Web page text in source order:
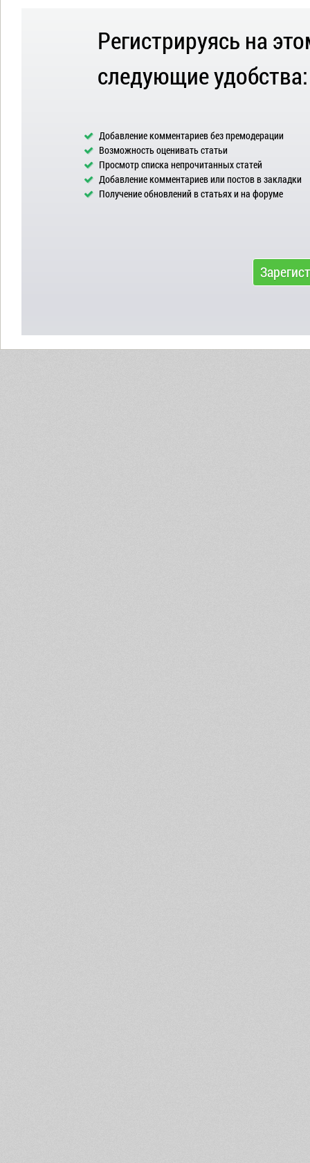
Регистрируясь на
следующие удобства:
Добавление комментариев без премодерации
Возможность оценивать статьи
Просмотр списка непрочитанных статей
Добавление комментариев или постов в закладки
Получение обновлений в статьях и на форуме